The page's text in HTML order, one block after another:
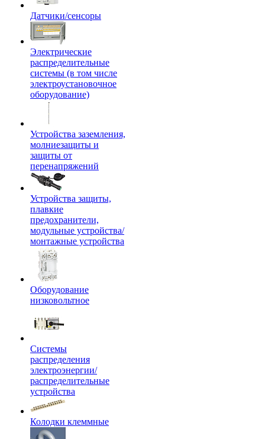
Датчики/сенсоры
Электрические
распределительные
системы (в том числе
электроустановочное
оборудование)
Устройства заземления,
молниезащиты и
защиты от
перенапряжений
Устройства защиты,
плавкие
предохранители,
модульные устройства/
монтажные устройства
Оборудование
низковольтное
Системы
распределения
электроэнергии/
распределительные
устройства
Колодки клеммные